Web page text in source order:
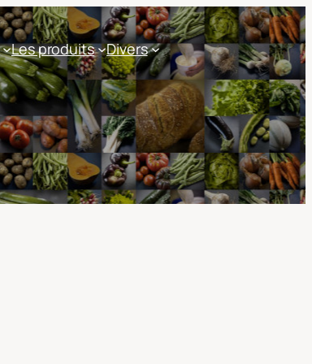
Les produits Divers